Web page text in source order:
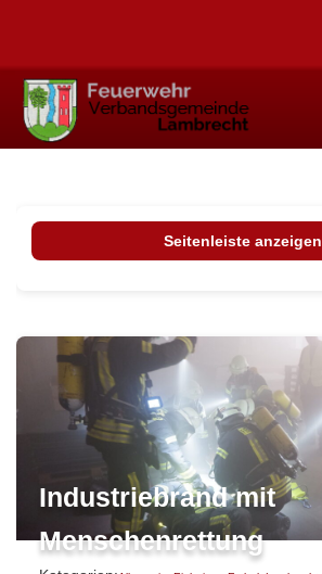
Industriebrand mit
Menschenrettung
Seitenleiste anzeigen